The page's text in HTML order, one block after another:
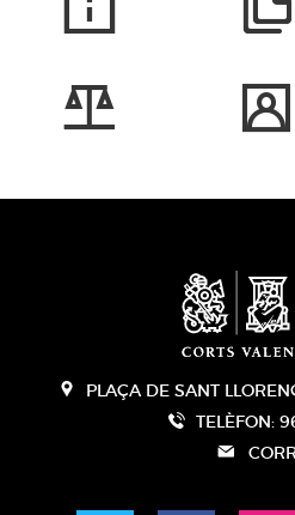
PLAÇA DE SANT
TELÈFON: